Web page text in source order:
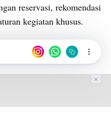
reservasi, rekomendasi
kegiatan khusus.
Konsumen